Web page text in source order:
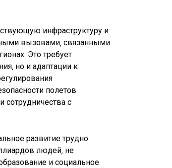
инфраструктуру и
вызовами‚ связанными
Это требует
но и адаптации к
полетов
с
развитие трудно
людей‚ не
и социальное